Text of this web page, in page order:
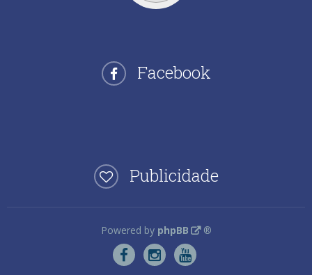
Facebook
Publicidade
Powered by phpBB ®